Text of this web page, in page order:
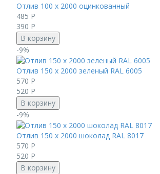
Отлив 100 х 2000 оцинкованный
485 Р
390 Р
В корзину
-9%
Отлив 150 х 2000 зеленый RAL 6005
570 Р
520 Р
В корзину
-9%
Отлив 150 х 2000 шоколад RAL 8017
570 Р
520 Р
В корзину